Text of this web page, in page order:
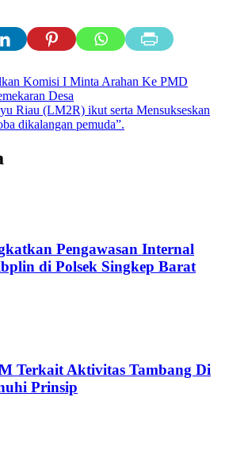
Komisi I Minta Arahan Ke PMD
Desa
Riau (LM2R) ikut serta Mensukseskan
dikalangan pemuda”.
Pengawasan Internal
di Polsek Singkep Barat
Terkait Aktivitas Tambang Di
Prinsip